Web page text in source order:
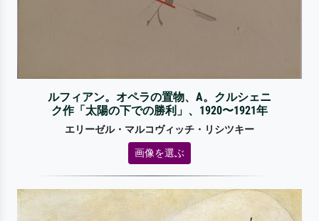
ルフィアン。オペラの置物、A。クルシェニ
ク作「太陽の下での勝利」、1920〜1921年
エリーゼル・マルコヴィッチ・リシツキー
画像を選ぶ